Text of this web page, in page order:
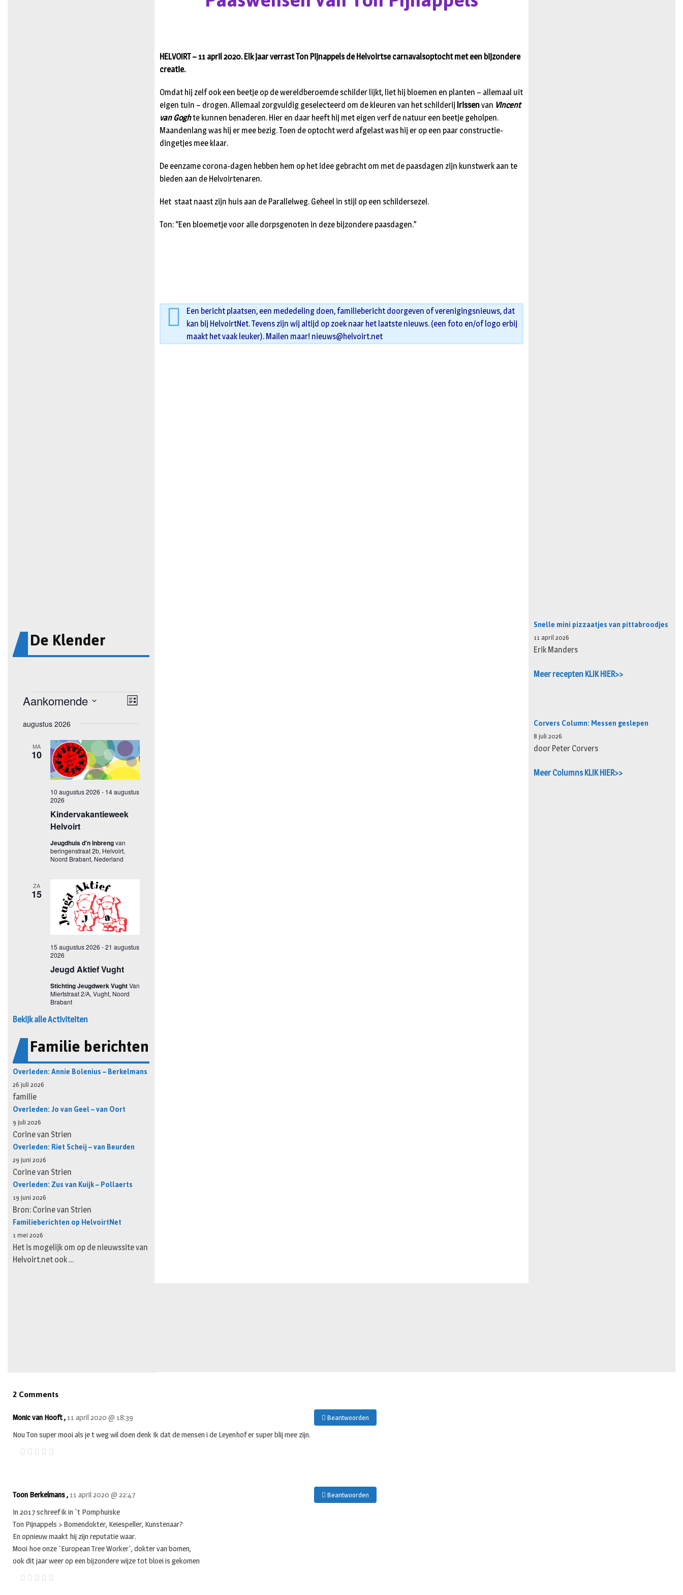
De Klender
Bekijk alle Activiteiten
Familie berichten
Overleden: Annie Bolenius – Berkelmans
26 juli 2026
familie
Overleden: Jo van Geel – van Oort
9 juli 2026
Corine van Strien
Overleden: Riet Scheij – van Beurden
29 juni 2026
Corine van Strien
Overleden: Zus van Kuijk – Pollaerts
19 juni 2026
Bron: Corine van Strien
Familieberichten op HelvoirtNet
1 mei 2026
Het is mogelijk om op de nieuwssite van
Helvoirt.net ook …
HELVOIRT – 11 april 2020. Elk jaar verrast Ton Pijnappels de Helvoirtse carnavalsoptocht met een bijzondere
creatie.
Omdat hij zelf ook een beetje op de wereldberoemde schilder lijkt, liet hij bloemen en planten – allemaal uit
eigen tuin – drogen. Allemaal zorgvuldig geselecteerd om de kleuren van het schilderij Irissenvan Vincent
van Goghte kunnen benaderen. Hier en daar heeft hij met eigen verf de natuur een beetje geholpen.
Maandenlang was hij er mee bezig. Toen de optocht werd afgelast was hij er op een paar constructie-
dingetjes mee klaar.
De eenzame corona-dagen hebben hem op het idee gebracht om met de paasdagen zijn kunstwerk aan te
bieden aan de Helvoirtenaren.
Het staat naast zijn huis aan de Parallelweg. Geheel in stijl op een schildersezel.
Ton: “Een bloemetje voor alle dorpsgenoten in deze bijzondere paasdagen.”
Een bericht plaatsen, een mededeling doen, familiebericht doorgeven of verenigingsnieuws, dat
kan bij HelvoirtNet. Tevens zijn wij altijd op zoek naar het laatste nieuws. (een foto en/of logo erbij
maakt het vaak leuker). Mailen maar! nieuws@helvoirt.net
Snelle mini pizzaatjes van pittabroodjes
11 april 2026
Erik Manders
Meer recepten KLIK HIER>>
Corvers Column: Messen geslepen
8 juli 2026
door Peter Corvers
Meer Columns KLIK HIER>>
2 Comments
Beantwoorden
Monic van Hooft , 11 april 2020 @ 18:39
Nou Ton super mooi als je t weg wil doen denk Ik dat de mensen i de Leyenhof er super blij mee zijn.
Beantwoorden
Toon Berkelmans , 11 april 2020 @ 22:47
In 2017 schreef ik in `t Pomphuiske
Ton Pijnappels > Bomendokter, Keiespeller, Kunstenaar?
En opnieuw maakt hij zijn reputatie waar.
Mooi hoe onze `European Tree Worker`, dokter van bomen,
ook dit jaar weer op een bijzondere wijze tot bloei is gekomen